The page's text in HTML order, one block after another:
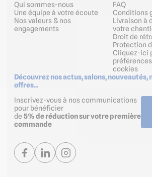
Qui sommes-nous
Une équipe à votre écoute
Nos valeurs & nos
engagements
FAQ
Conditions
Livraison à
votre
Droit de
Protection
Cliquez-ici
cookies
Découvrez nos actus, salons, nouveautés,
offres...
Inscrivez-vous à nos communications
pour bénéficier
de 5% de réduction sur votre première
commande